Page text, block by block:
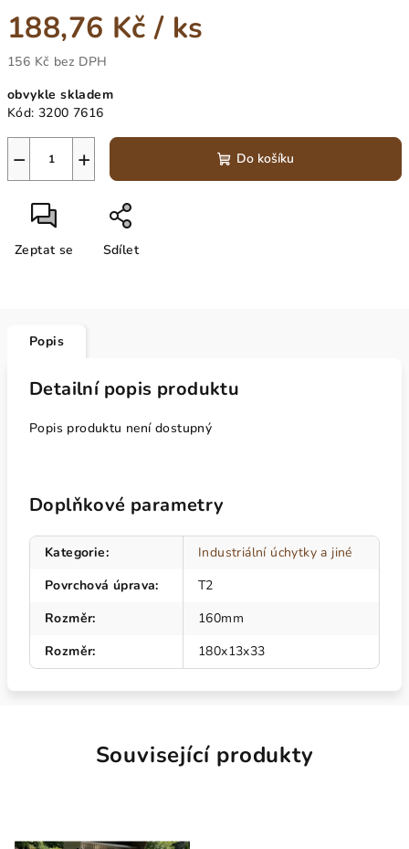
188,76 Kč/ ks
156 Kč bez DPH
cena:
obvykle skladem
Kód: 3200 7616
+
− Do košíku
Zeptat se Sdílet
Popis
Detailní popis produktu
Popis produktu není dostupný
Doplňkové parametry
Kategorie:
Industriální úchytky a jiné
Povrchová úprava:
T2
Rozměr:
160mm
Rozměr: 180x13x33
Související produkty